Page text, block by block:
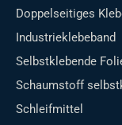
Doppelseitiges
Industrieklebeband
Selbstklebende
Schaumstoff
Schleifmittel